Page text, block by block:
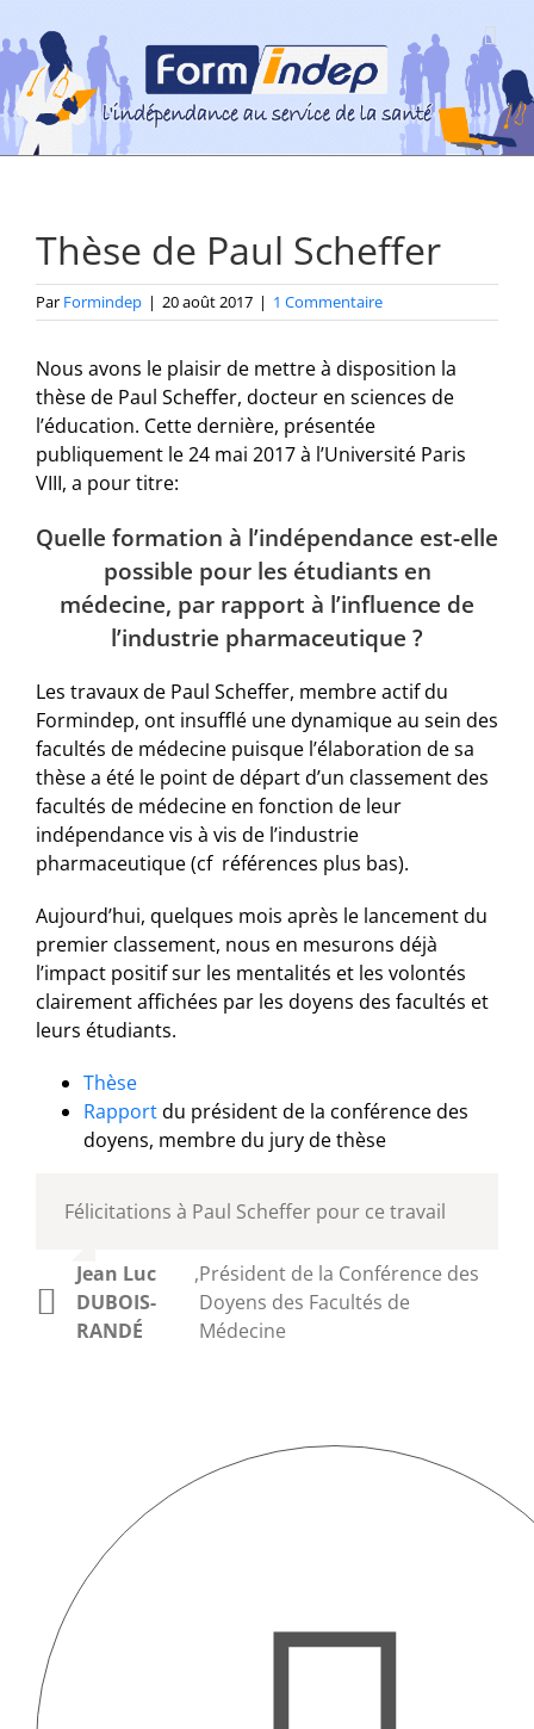
au
contenu
Thèse de Paul Scheffer
Par Formindep | 20 août 2017 | 1 Commentaire
Nous avons le plaisir de mettre à disposition la
thèse de Paul Scheffer, docteur en sciences de
l’éducation. Cette dernière, présentée
publiquement le 24 mai 2017 à l’Université Paris
VIII, a pour titre:
Quelle formation à l’indépendance est-elle
possible pour les étudiants en
médecine, par rapport à l’influence de
l’industrie pharmaceutique ?
Les travaux de Paul Scheffer, membre actif du
Formindep, ont insufflé une dynamique au sein des
facultés de médecine puisque l’élaboration de sa
thèse a été le point de départ d’un classement des
facultés de médecine en fonction de leur
indépendance vis à vis de l’industrie
pharmaceutique (cf références plus bas).
Aujourd’hui, quelques mois après le lancement du
premier classement, nous en mesurons déjà
l’impact positif sur les mentalités et les volontés
clairement affichées par les doyens des facultés et
leurs étudiants.
Thèse
Rapportdu président de la conférence des
doyens, membre du jury de thèse
Félicitations à Paul Scheffer pour ce travail
Jean Luc
DUBOIS-
RANDÉ
,Président de la Conférence des
Doyens des Facultés de
Médecine